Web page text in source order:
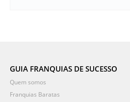
GUIA FRANQUIAS DE SUCESSO
Quem somos
Franquias Baratas